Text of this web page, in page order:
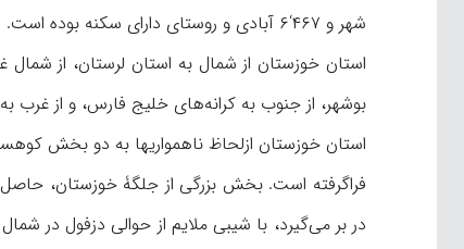
شهر و ۴۶۷‘۶ آبادی و روستای دارای سکنه بوده است.
استان خوزستان از شمال به استان لرستان، از شمال
بوشهر، از جنوب به کرانه‌های خلیج‌ فارس، و از
استان خوزستان از‌لحاظ ناهمواریها به دو بخش
در بر می‌گیرد، با شیبی ملایم از حوالی دزفول در